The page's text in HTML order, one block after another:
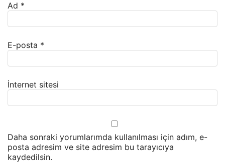
Ad *
E-posta *
İnternet sitesi
Daha sonraki yorumlarımda kullanılması için adım, e-
posta adresim ve site adresim bu tarayıcıya
kaydedilsin.